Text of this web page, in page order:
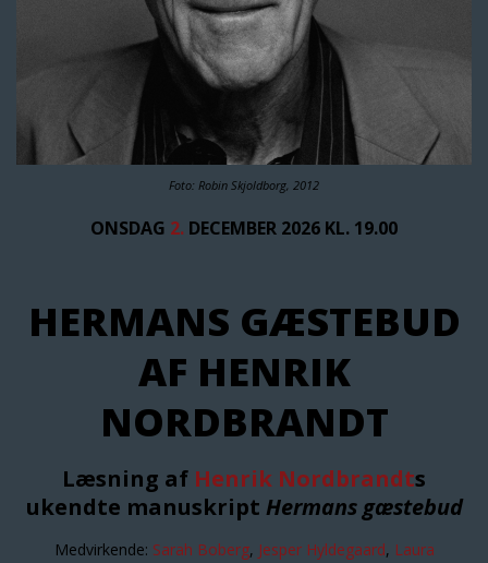
Foto: Robin Skjoldborg, 2012
ONSDAG 2. DECEMBER 2026 KL. 19.00
HERMANS GÆSTEBUD
AF HENRIK
NORDBRANDT
Læsning af Henrik Nordbrandts
ukendte manuskript Hermans gæstebud
Medvirkende: Sarah Boberg, Jesper Hyldegaard, Laura